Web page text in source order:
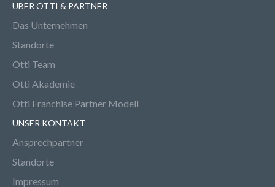
ÜBER OTTI & PARTNER
Das Unternehmen
Standorte
Otti Team
Otti Akademie
Otti Franchise Partner Modell
UNSER KONTAKT
Ansprechpartner
Standorte
Impressum